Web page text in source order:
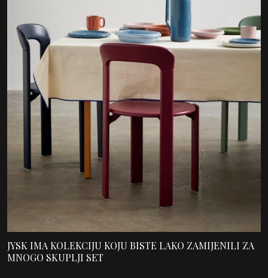
JYSK IMA KOLEKCIJU KOJU BISTE LAKO ZAMIJENILI ZA
MNOGO SKUPLJI SET